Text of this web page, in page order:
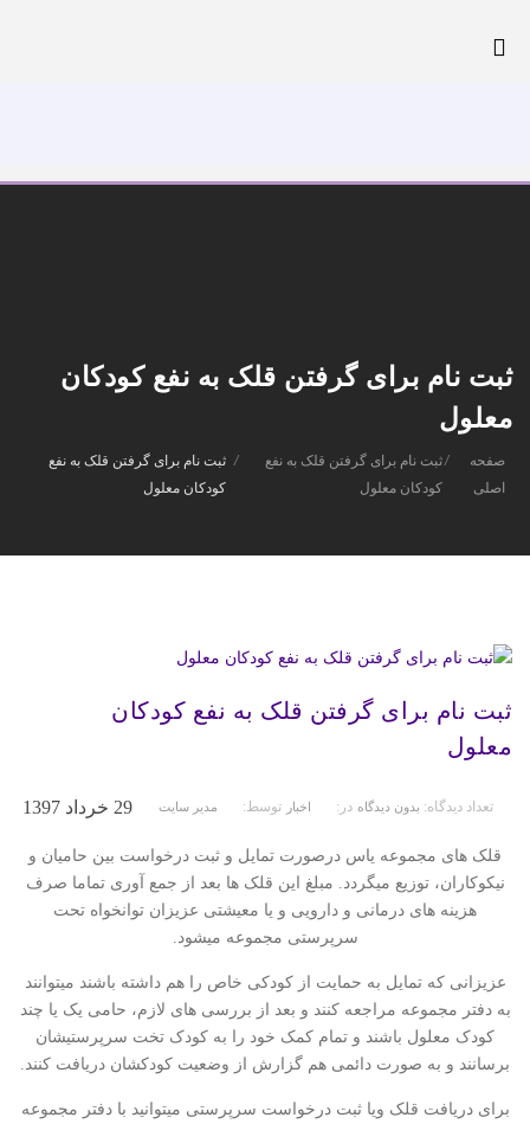
ثبت نام برای گرفتن قلک به نفع کودکان
معلول
صفحه
اصلی
/ثبت نام برای گرفتن قلک به نفع
کودکان معلول
/ ثبت نام برای گرفتن قلک به نفع
کودکان معلول
ثبت نام برای گرفتن قلک به نفع کودکان
معلول
29 خرداد 1397 توسط: مدیر سایت در: اخبار تعداد دیدگاه: بدون دیدگاه
قلک های مجموعه یاس درصورت تمایل و ثبت درخواست بین حامیان و
نیکوکاران، توزیع میگردد. مبلغ این قلک ها بعد از جمع آوری تماما صرف
هزینه های درمانی و دارویی و یا معیشتی عزیزان توانخواه تحت
سرپرستی مجموعه میشود.
عزیزانی که تمایل به حمایت از کودکی خاص را هم داشته باشند میتوانند
به دفتر مجموعه مراجعه کنند و بعد از بررسی های لازم، حامی یک یا چند
کودک معلول باشند و تمام کمک خود را به کودک تخت سرپرستیشان
برسانند و به صورت دائمی هم گزارش از وضعیت کودکشان دریافت کنند.
برای دریافت قلک ویا ثبت درخواست سرپرستی میتوانید با دفتر مجموعه